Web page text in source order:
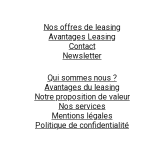
Nos offres de leasing
Avantages Leasing
Contact
Newsletter
Qui sommes nous ?
Avantages du leasing
Notre proposition de valeur
Nos services
Mentions légales
Politique de confidentialité